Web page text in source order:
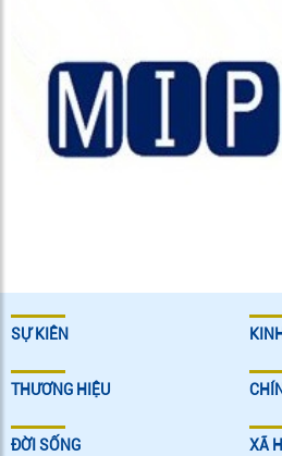
SỰ KIÊN
THƯƠNG HIỆU
ĐỜI SỐNG XÃ